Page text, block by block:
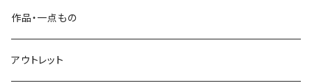
その他
楊枝
屑かご
脱衣かご
作品・一点もの
アウトレット